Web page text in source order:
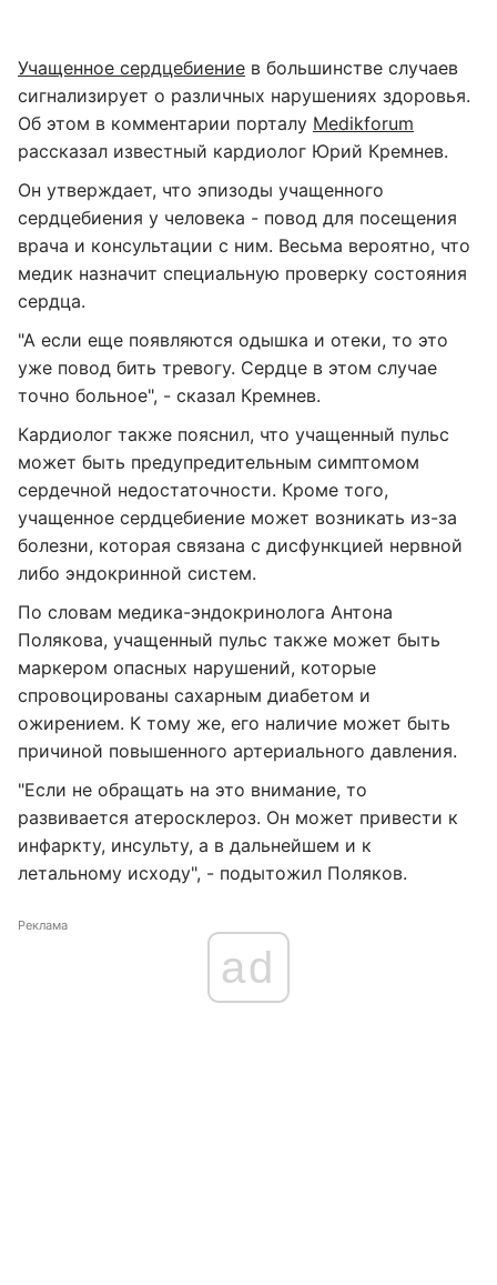
Учащенное сердцебиение в большинстве случаев
сигнализирует о различных нарушениях здоровья.
Об этом в комментарии порталу Medikforum
рассказал известный кардиолог Юрий Кремнев.
Он утверждает, что эпизоды учащенного
сердцебиения у человека - повод для посещения
врача и консультации с ним. Весьма вероятно, что
медик назначит специальную проверку состояния
сердца.
"А если еще появляются одышка и отеки, то это
уже повод бить тревогу. Сердце в этом случае
точно больное", - сказал Кремнев.
Кардиолог также пояснил, что учащенный пульс
может быть предупредительным симптомом
сердечной недостаточности. Кроме того,
учащенное сердцебиение может возникать из-за
болезни, которая связана с дисфункцией нервной
либо эндокринной систем.
По словам медика-эндокринолога Антона
Полякова, учащенный пульс также может быть
маркером опасных нарушений, которые
спровоцированы сахарным диабетом и
ожирением. К тому же, его наличие может быть
причиной повышенного артериального давления.
"Если не обращать на это внимание, то
развивается атеросклероз. Он может привести к
инфаркту, инсульту, а в дальнейшем и к
летальному исходу", - подытожил Поляков.
Реклама
ad